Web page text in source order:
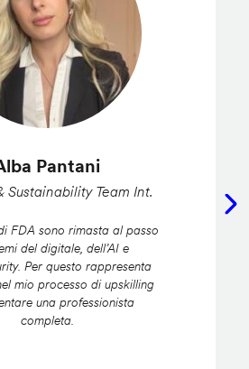
Pantani
Sustainability Team Int.
FDA sono rimasta al passo
del digitale, dell’AI e
Per questo rappresenta
mio processo di upskilling
una professionista
completa.